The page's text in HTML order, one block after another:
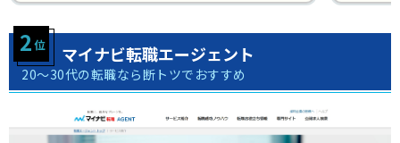
マイナビ転職エージェント
20～30代の転職なら断トツでおすすめ